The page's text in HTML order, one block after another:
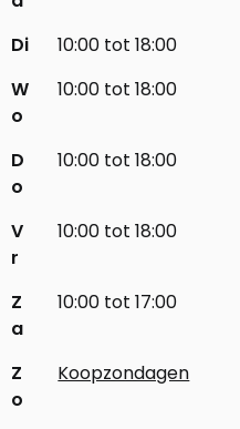
Di
10:00 tot 18:00
W
o
10:00 tot 18:00
D
o
10:00 tot 18:00
V
r
10:00 tot 18:00
Z
a
10:00 tot 17:00
Z
o
Koopzondagen